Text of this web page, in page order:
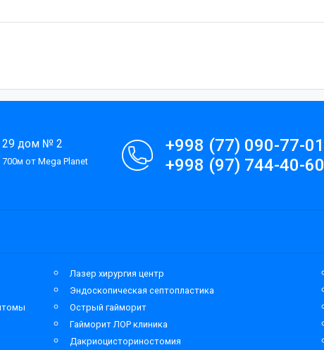
29 дом № 2
от Mega Planet
+998 (77) 090-77-01
+998 (97) 744-40-60
Лазер хирургия центр
Эндоскопическая септопластика
Острый гайморит
Гайморит ЛОР клиника
Дакриоцисториностомия